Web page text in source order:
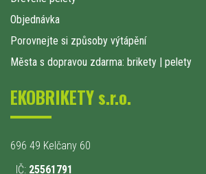
Objednávka
Porovnejte si způsoby výtápění
Města s dopravou zdarma: brikety | pelety
EKOBRIKETY s.r.o.
696 49 Kelčany 60
IČ: 25561791